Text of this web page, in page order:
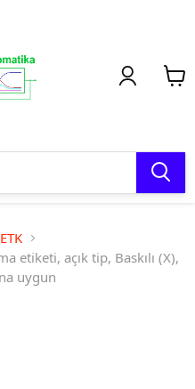
ETK
etiketi, açık tip, Baskılı (X),
uygun